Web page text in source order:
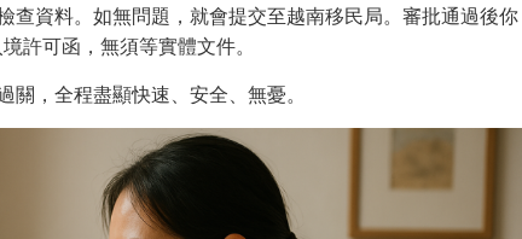
查資料。如無問題，就會提交至越南移民局。審批通過後你
許可函，無須等實體文件。
，全程盡顯快速、安全、無憂。